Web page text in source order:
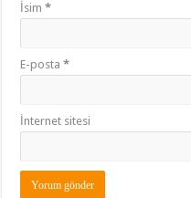
İsim*
E-posta*
İnternet sitesi